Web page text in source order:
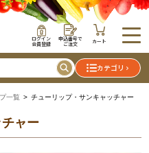
ログイン
会員登録
申込番号で
ご注文 カート
カテゴリ
一覧 > チューリップ・サンキャッチャー
ャー